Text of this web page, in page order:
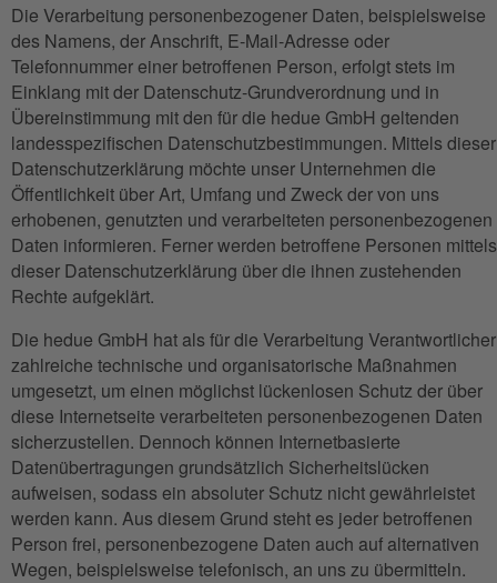
Die Verarbeitung personenbezogener Daten, beispielsweise
des Namens, der Anschrift, E-Mail-Adresse oder
Telefonnummer einer betroffenen Person, erfolgt stets im
Einklang mit der Datenschutz-Grundverordnung und in
Übereinstimmung mit den für die hedue GmbH geltenden
landesspezifischen Datenschutzbestimmungen. Mittels dieser
Datenschutzerklärung möchte unser Unternehmen die
Öffentlichkeit über Art, Umfang und Zweck der von uns
erhobenen, genutzten und verarbeiteten personenbezogenen
Daten informieren. Ferner werden betroffene Personen mittels
dieser Datenschutzerklärung über die ihnen zustehenden
Rechte aufgeklärt.
Die hedue GmbH hat als für die Verarbeitung Verantwortlicher
zahlreiche technische und organisatorische Maßnahmen
umgesetzt, um einen möglichst lückenlosen Schutz der über
diese Internetseite verarbeiteten personenbezogenen Daten
sicherzustellen. Dennoch können Internetbasierte
Datenübertragungen grundsätzlich Sicherheitslücken
aufweisen, sodass ein absoluter Schutz nicht gewährleistet
werden kann. Aus diesem Grund steht es jeder betroffenen
Person frei, personenbezogene Daten auch auf alternativen
Wegen, beispielsweise telefonisch, an uns zu übermitteln.